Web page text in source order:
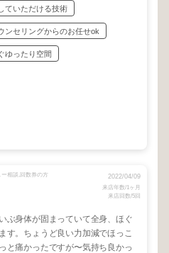
ていただける技術
ンセリングからのお任せok
ゆったり空間
ー相談,回数券の方 2022/04/09
来店年数/1ヶ月
来店回数/5回
ぶ身体が固まっていて全身、ほぐ
す。ちょうど良い力加減でほっこ
と痛かったですが〜気持ち良かっ